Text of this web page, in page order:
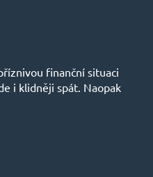
finanční situaci
i klidněji spát. Naopak